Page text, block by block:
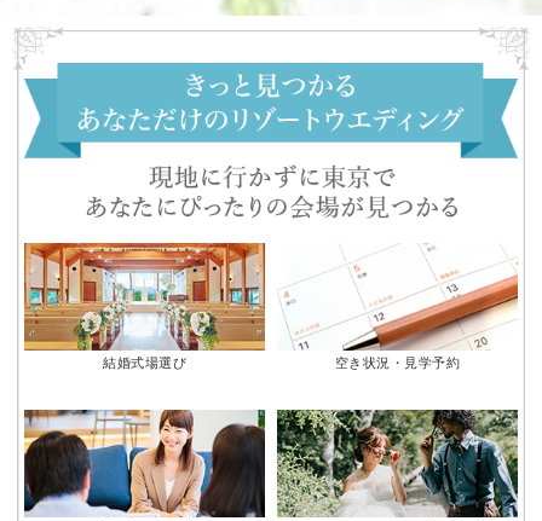
結婚式場選び 空き状況・見学予約